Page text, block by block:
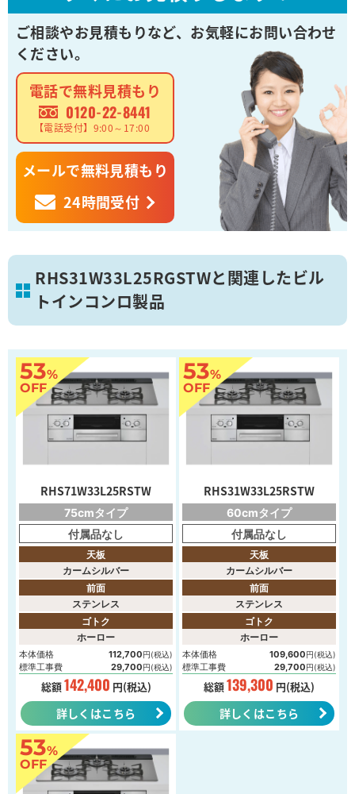
ご相談やお見積もりなど、 お気軽にお問い合わせ
ください。
電話で無料見積もり
0120-22-8441
【電話受付】9:00～17:00
メールで無料見積もり
24時間受付
RHS31W33L25RGSTWと関連したビル
トインコンロ製品
53%
OFF
RHS71W33L25RSTW
75cmタイプ
付属品なし
天板
カームシルバー
前面
ステンレス
ゴトク
ホーロー
本体価格 112,700円(税込)
標準工事費 29,700円(税込)
総額142,400 円(税込)
詳しくはこちら
53%
OFF
RHS31W33L25RSTW
60cmタイプ
付属品なし
天板
カームシルバー
前面
ステンレス
ゴトク
ホーロー
本体価格 109,600円(税込)
標準工事費 29,700円(税込)
総額139,300 円(税込)
詳しくはこちら
53%
OFF